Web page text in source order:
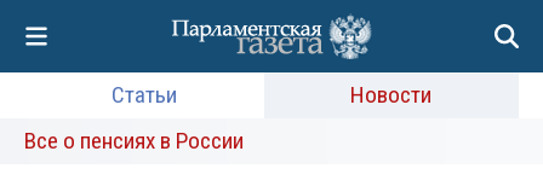
Статьи
Новости
Все о пенсиях в России